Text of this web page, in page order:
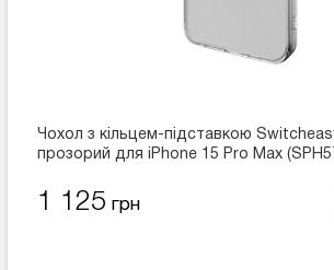
Чохол з кільцем-підставкою
прозорий для iPhone 15 Pro Max
1 125 грн